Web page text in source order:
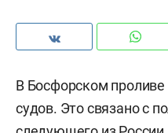
В Босфорском
судов. Это связано с